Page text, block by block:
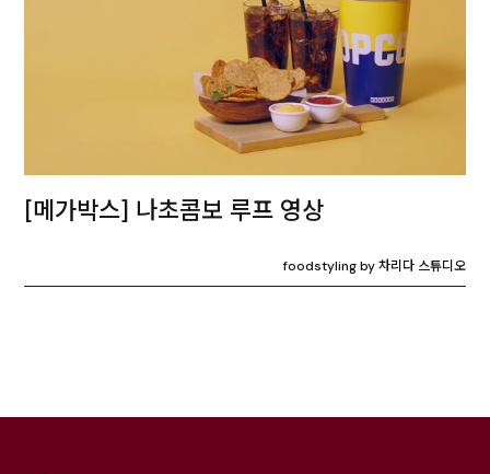
[메가박스] 나초콤보 루프 영상
foodstyling by 차리다 스튜디오